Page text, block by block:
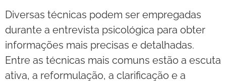
Diversas técnicas podem ser empregadas
durante a entrevista psicológica para obter
informações mais precisas e detalhadas.
Entre as técnicas mais comuns estão a escuta
ativa, a reformulação, a clarificação e a